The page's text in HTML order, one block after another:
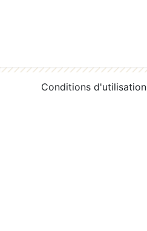
Conditions d'utilisation